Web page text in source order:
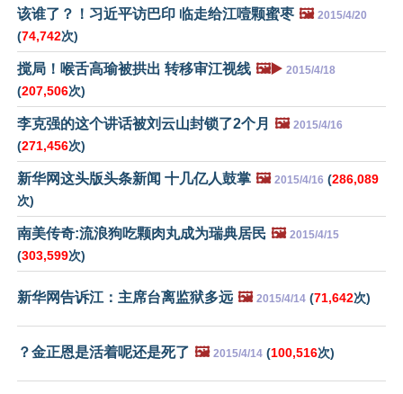
该谁了？！习近平访巴印 临走给江噎颗蜜枣 🖼️ 2015/4/20
(74,742次)
搅局！喉舌高瑜被拱出 转移审江视线 🖼️▶️ 2015/4/18
(207,506次)
李克强的这个讲话被刘云山封锁了2个月 🖼️ 2015/4/16
(271,456次)
新华网这头版头条新闻 十几亿人鼓掌 🖼️ 2015/4/16 (286,089
次)
南美传奇:流浪狗吃颗肉丸成为瑞典居民 🖼️ 2015/4/15
(303,599次)
新华网告诉江：主席台离监狱多远 🖼️ 2015/4/14 (71,642次)
？金正恩是活着呢还是死了 🖼️ 2015/4/14 (100,516次)